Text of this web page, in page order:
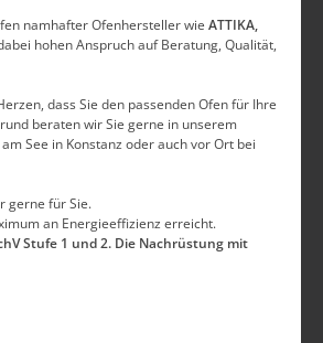
namhafter Ofenhersteller wie ATTIKA,
hohen Anspruch auf Beratung, Qualität,
dass Sie den passenden Ofen für Ihre
beraten wir Sie gerne in unserem
See in Konstanz oder auch vor Ort bei
gerne für Sie.
an Energieeffizienz erreicht.
Stufe 1 und 2. Die Nachrüstung mit